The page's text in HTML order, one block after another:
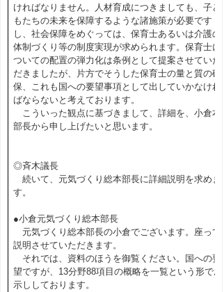
ければなりません。人材育成につきましても、子ど
もたちの未来を保障するような諸施策が必要です
し、社会保障をめぐっては、保育士あるいは介護の
体制づくり等の制度実現が求められます。保育士に
ついての配置の弾力化は条例として提案させていた
だきましたが、片方でそうした保育士の量と質の確
保、これも国への要望事項として出していかなけれ
ばならないと考えております。
こういった観点に基づきまして、詳細を、小倉本
部長から申し上げたいと思います。
◎斉木議長
続いて、元気づくり総本部長に詳細説明を求めま
す。
●小倉元気づくり総本部長
元気づくり総本部長の小倉でございます。座って
説明させていただきます。
それでは、資料のほうを御覧ください。国への要
望ですが、13分野88項目の概略を一覧という形でお
示ししております。